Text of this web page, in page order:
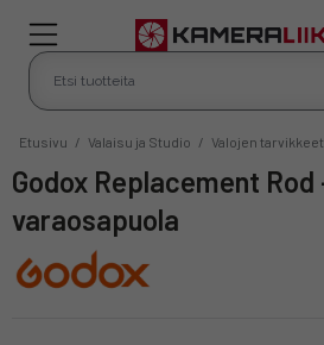
Etusivu / Valaisu ja Studio / Valojen tarvikkeet
Godox Replacement Rod -softboxin
varaosapuola